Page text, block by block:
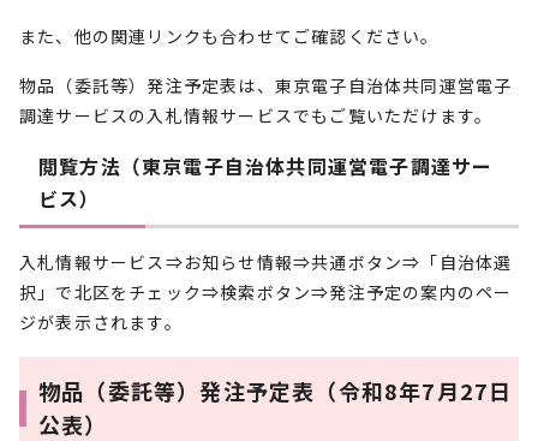
また、他の関連リンクも合わせてご確認ください。
物品（委託等）発注予定表は、東京電子自治体共同運営電子
調達サービスの入札情報サービスでもご覧いただけます。
閲覧方法（東京電子自治体共同運営電子調達サー
ビス）
入札情報サービス⇒お知らせ情報⇒共通ボタン⇒「自治体選
択」で北区をチェック⇒検索ボタン⇒発注予定の案内のペー
ジが表示されます。
物品（委託等）発注予定表（令和8年7月27日
公表）